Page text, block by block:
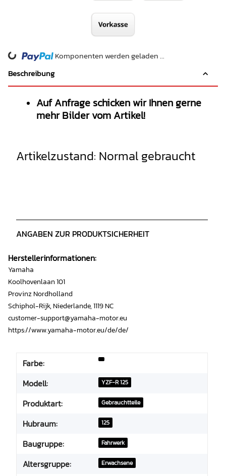
Loading...
Komponenten werden geladen ...
Beschreibung
Auf Anfrage schicken wir Ihnen gerne
mehr Bilder vom Artikel!
Artikelzustand: Normal gebraucht
ANGABEN ZUR PRODUKTSICHERHEIT
Herstellerinformationen:
Yamaha
Koolhovenlaan 101
Provinz Nordholland
Schiphol-Rijk, Niederlande, 1119 NC
customer-support@yamaha-motor.eu
https://www.yamaha-motor.eu/de/de/
Farbe:
Modell:
YZF-R 125
Produktart: Gebrauchtteile
Hubraum: 125
Baugruppe: Fahrwerk
Altersgruppe: Erwachsene